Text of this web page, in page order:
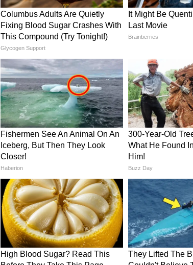
और पढे़ं-Vegetable Momos Recipe:घर पर झटपट
View post on